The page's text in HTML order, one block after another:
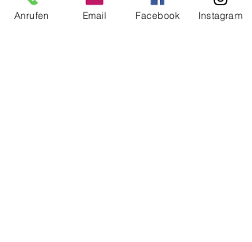
hundeschule.amstetten@gmail.com
Anrufen Email Facebook Instagram